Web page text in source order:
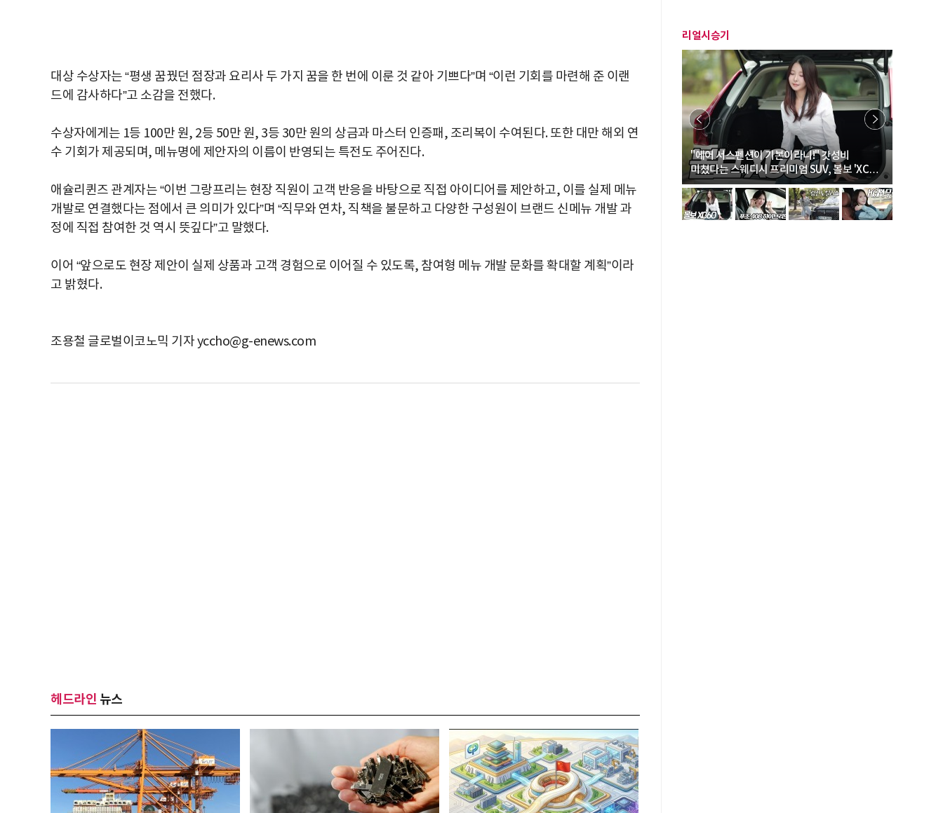
대상 수상자는 “평생 꿈꿨던 점장과 요리사 두 가지 꿈을 한 번에 이룬 것 같아 기쁘다”며 “이런 기회를 마련해 준 이랜
드에 감사하다”고 소감을 전했다.
수상자에게는 1등 100만 원, 2등 50만 원, 3등 30만 원의 상금과 마스터 인증패, 조리복이 수여된다. 또한 대만 해외 연
수 기회가 제공되며, 메뉴명에 제안자의 이름이 반영되는 특전도 주어진다.
애슐리퀸즈 관계자는 “이번 그랑프리는 현장 직원이 고객 반응을 바탕으로 직접 아이디어를 제안하고, 이를 실제 메뉴
개발로 연결했다는 점에서 큰 의미가 있다”며 “직무와 연차, 직책을 불문하고 다양한 구성원이 브랜드 신메뉴 개발 과
정에 직접 참여한 것 역시 뜻깊다”고 말했다.
이어 “앞으로도 현장 제안이 실제 상품과 고객 경험으로 이어질 수 있도록, 참여형 메뉴 개발 문화를 확대할 계획”이라
고 밝혔다.
조용철 글로벌이코노믹 기자 yccho@g-enews.com
헤드라인 뉴스
리얼시승기
"에어 서스펜션이 기본이라니!" 갓성비
미쳤다는 스웨디시 프리미엄 SUV, 볼보 'XC60
B5 울트라'